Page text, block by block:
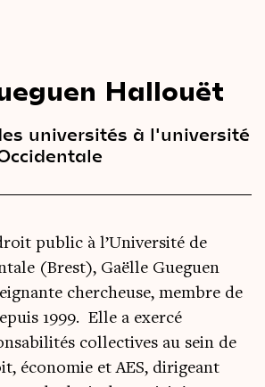
Hallouët
universités à l'université
public à l’Université de
(Brest), Gaëlle Gueguen
chercheuse, membre de
1999. Elle a exercé
collectives au sein de
économie et AES, dirigeant